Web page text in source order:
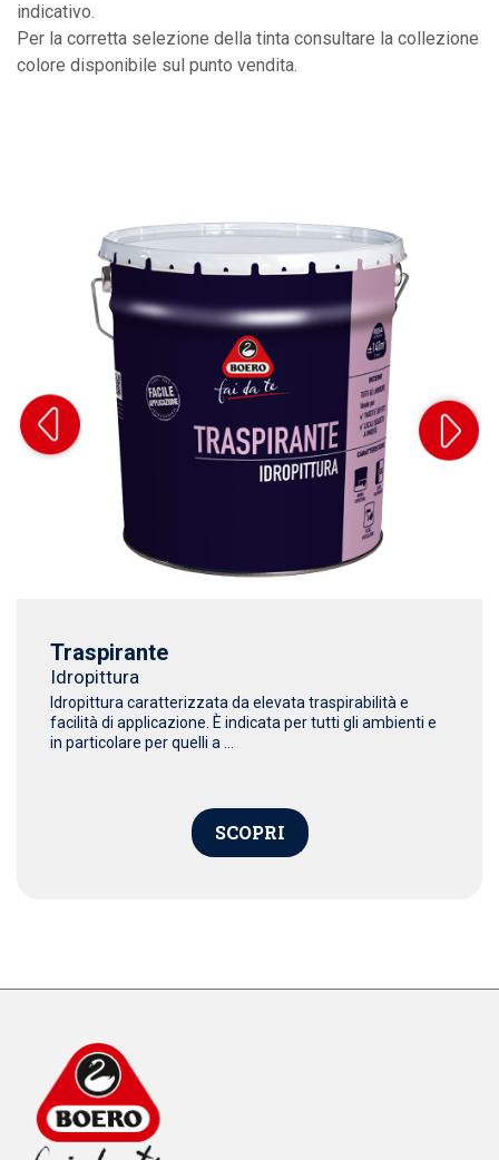
indicativo.
Per la corretta selezione della tinta consultare la collezione
colore disponibile sul punto vendita.
Traspirante
Idropittura
Idropittura caratterizzata da elevata traspirabilità e
facilità di applicazione. È indicata per tutti gli ambienti e
in particolare per quelli a ...
SCOPRI